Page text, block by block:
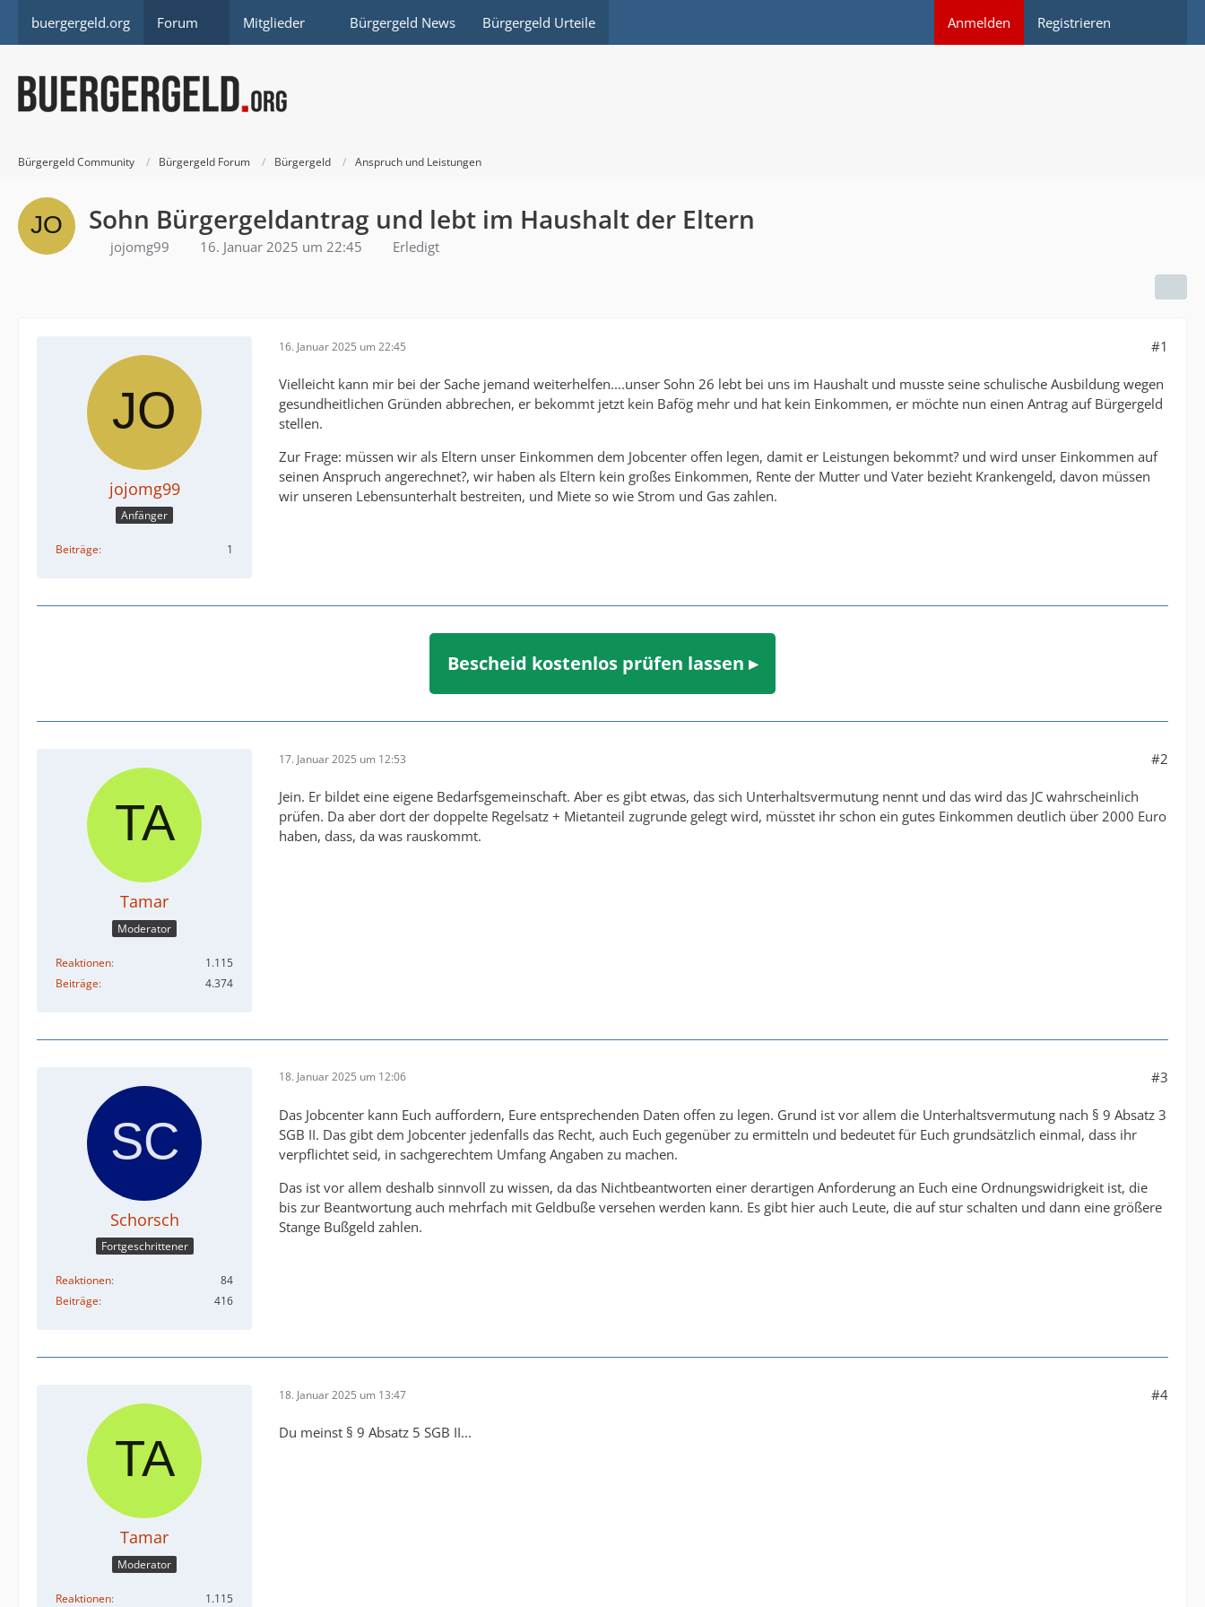
buergergeld.org Forum Mitglieder Bürgergeld News Bürgergeld Urteile Anmelden Registrieren
Bürgergeld Community Bürgergeld Forum Bürgergeld Anspruch und Leistungen
Sohn Bürgergeldantrag und lebt im Haushalt der Eltern
jojomg99 16. Januar 2025 um 22:45 Erledigt
jojomg99
Anfänger
Beiträge 1
16. Januar 2025 um 22:45 #1
Vielleicht kann mir bei der Sache jemand weiterhelfen....unser Sohn 26 lebt bei uns im Haushalt und musste seine schulische Ausbildung wegen
gesundheitlichen Gründen abbrechen, er bekommt jetzt kein Bafög mehr und hat kein Einkommen, er möchte nun einen Antrag auf Bürgergeld
stellen.
Zur Frage: müssen wir als Eltern unser Einkommen dem Jobcenter offen legen, damit er Leistungen bekommt? und wird unser Einkommen auf
seinen Anspruch angerechnet?, wir haben als Eltern kein großes Einkommen, Rente der Mutter und Vater bezieht Krankengeld, davon müssen
wir unseren Lebensunterhalt bestreiten, und Miete so wie Strom und Gas zahlen.
Bescheid kostenlos prüfen lassen ▸
Tamar
Moderator
Reaktionen
1.115
Beiträge
4.374
17. Januar 2025 um 12:53 #2
Jein. Er bildet eine eigene Bedarfsgemeinschaft. Aber es gibt etwas, das sich Unterhaltsvermutung nennt und das wird das JC wahrscheinlich
prüfen. Da aber dort der doppelte Regelsatz + Mietanteil zugrunde gelegt wird, müsstet ihr schon ein gutes Einkommen deutlich über 2000 Euro
haben, dass, da was rauskommt.
Schorsch
Fortgeschrittener
Reaktionen
84
Beiträge
416
18. Januar 2025 um 12:06 #3
Das Jobcenter kann Euch auffordern, Eure entsprechenden Daten offen zu legen. Grund ist vor allem die Unterhaltsvermutung nach § 9 Absatz 3
SGB II. Das gibt dem Jobcenter jedenfalls das Recht, auch Euch gegenüber zu ermitteln und bedeutet für Euch grundsätzlich einmal, dass ihr
verpflichtet seid, in sachgerechtem Umfang Angaben zu machen.
Das ist vor allem deshalb sinnvoll zu wissen, da das Nichtbeantworten einer derartigen Anforderung an Euch eine Ordnungswidrigkeit ist, die
bis zur Beantwortung auch mehrfach mit Geldbuße versehen werden kann. Es gibt hier auch Leute, die auf stur schalten und dann eine größere
Stange Bußgeld zahlen.
Tamar
Moderator
Reaktionen 1.115
18. Januar 2025 um 13:47 #4
Du meinst § 9 Absatz 5 SGB II...